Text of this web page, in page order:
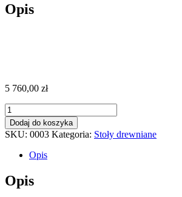
Opis
5 760,00 zł
ilość
Montana
Dodaj do koszyka
SKU: 0003 Kategoria: Stoły drewniane
Opis
Opis